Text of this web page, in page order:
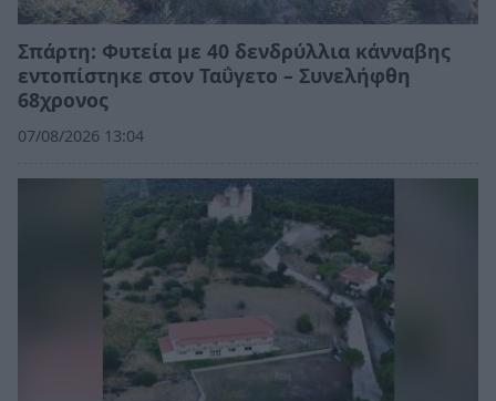
Σπάρτη: Φυτεία με 40 δενδρύλλια κάνναβης
εντοπίστηκε στον Ταΰγετο – Συνελήφθη
68χρονος
07/08/2026 13:04